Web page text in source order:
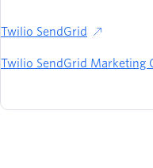
Twilio SendGrid
Twilio SendGrid Marketing